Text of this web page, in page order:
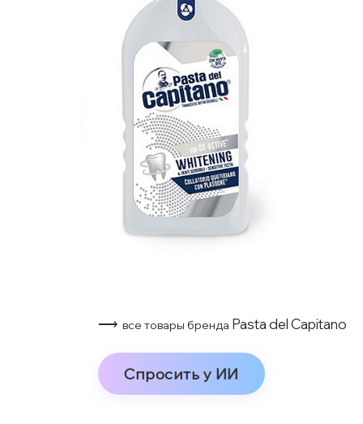
⟶ все товары бренда Pasta del Capitano
Спросить у ИИ